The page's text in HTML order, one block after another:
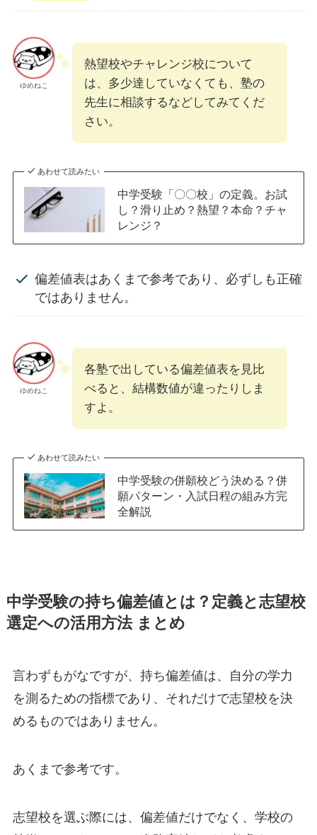
ゆめねこ
熱望校やチャレンジ校について
は、多少達していなくても、塾の
先生に相談するなどしてみてくだ
さい。
あわせて読みたい
中学受験「〇〇校」の定義。お試
し？滑り止め？熱望？本命？チャ
レンジ？
偏差値表はあくまで参考であり、必ずしも正確
ではありません。
ゆめねこ
各塾で出している偏差値表を見比
べると、結構数値が違ったりしま
すよ。
あわせて読みたい
中学受験の併願校どう決める？併
願パターン・入試日程の組み方完
全解説
中学受験の持ち偏差値とは？定義と志望校
選定への活用方法 まとめ
言わずもがなですが、持ち偏差値は、自分の学力
を測るための指標であり、それだけで志望校を決
めるものではありません。
あくまで参考です。
志望校を選ぶ際には、偏差値だけでなく、学校の